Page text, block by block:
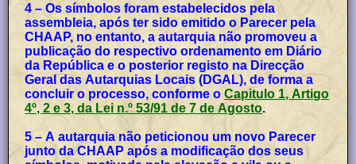
4 – Os símbolos foram estabelecidos pela
assembleia, após ter sido emitido o Parecer pela
CHAAP, no entanto, a autarquia não promoveu a
publicação do respectivo ordenamento em Diário
da República e o posterior registo na Direcção
Geral das Autarquias Locais (DGAL), de forma a
concluir o processo, conforme oCapitulo 1, Artigo
4º, 2 e 3, da Lei n.º 53/91 de 7 de Agosto.
5 – A autarquia não peticionou um novo Parecer
junto da CHAAP após a modificação dos seus